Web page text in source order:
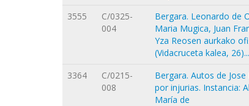
3555
C/0325-
004
Bergara. Leonardo de
Maria Mugica, Juan
Yza Reosen aurkako
(Vidacruceta kalea, 26)...
3364
C/0215-
008
Bergara. Autos de
por injurias. Instancia:
María de